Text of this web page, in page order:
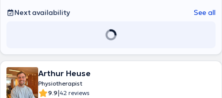
Next availability
See all
Arthur Heuse
Physiotherapist
9.9|42 reviews